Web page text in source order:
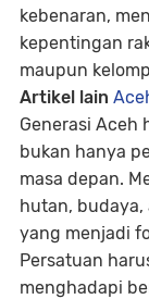
kebenaran,
kepentingan
maupun
Artikel lain
Generasi Aceh
bukan hanya
masa depan.
hutan,
yang menjadi
Persatuan
menghadapi